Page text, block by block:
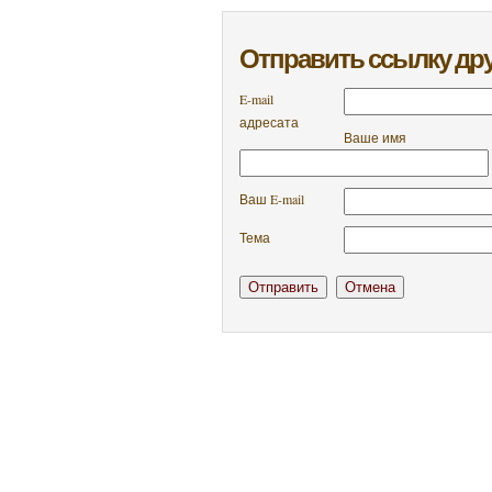
Отправить ссылку
E-mail
адресата
Ваше имя
Ваш E-mail
Тема
Отправить Отмена